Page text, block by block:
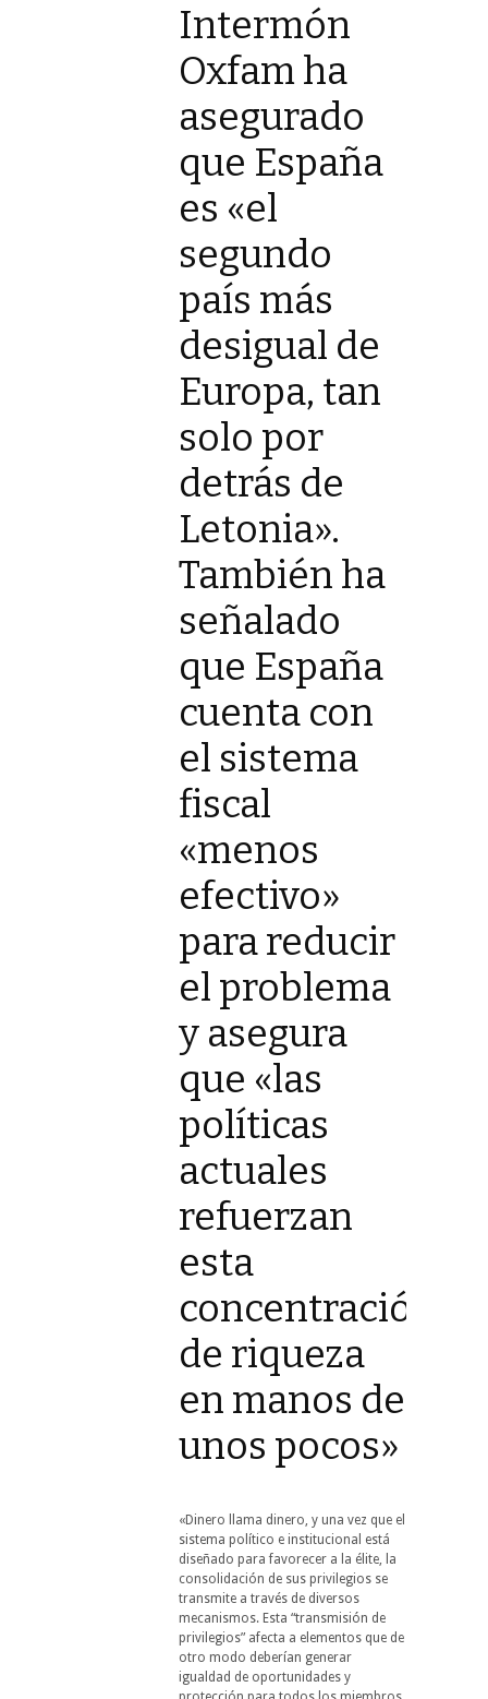
Intermón
Oxfam ha
asegurado
que España
es «el
segundo
país más
desigual de
Europa, tan
solo por
detrás de
Letonia».
También ha
señalado
que España
cuenta con
el sistema
fiscal
«menos
efectivo»
para reducir
el problema
y asegura
que «las
políticas
actuales
refuerzan
esta
concentración
de riqueza
en manos de
unos pocos»
«Dinero llama dinero, y una vez que el
sistema político e institucional está
diseñado para favorecer a la élite, la
consolidación de sus privilegios se
transmite a través de diversos
mecanismos. Esta “transmisión de
privilegios” afecta a elementos que de
otro modo deberían generar
igualdad de oportunidades y